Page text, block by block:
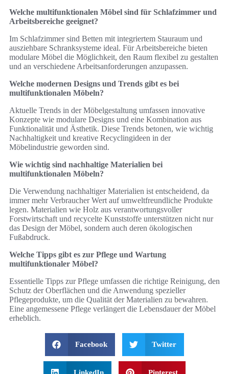
Welche multifunktionalen Möbel sind für Schlafzimmer und
Arbeitsbereiche geeignet?
Im Schlafzimmer sind Betten mit integriertem Stauraum und
ausziehbare Schranksysteme ideal. Für Arbeitsbereiche bieten
modulare Möbel die Möglichkeit, den Raum flexibel zu gestalten
und an verschiedene Arbeitsanforderungen anzupassen.
Welche modernen Designs und Trends gibt es bei
multifunktionalen Möbeln?
Aktuelle Trends in der Möbelgestaltung umfassen innovative
Konzepte wie modulare Designs und eine Kombination aus
Funktionalität und Ästhetik. Diese Trends betonen, wie wichtig
Nachhaltigkeit und kreative Recyclingideen in der
Möbelindustrie geworden sind.
Wie wichtig sind nachhaltige Materialien bei
multifunktionalen Möbeln?
Die Verwendung nachhaltiger Materialien ist entscheidend, da
immer mehr Verbraucher Wert auf umweltfreundliche Produkte
legen. Materialien wie Holz aus verantwortungsvoller
Forstwirtschaft und recycelte Kunststoffe unterstützen nicht nur
das Design der Möbel, sondern auch deren ökologischen
Fußabdruck.
Welche Tipps gibt es zur Pflege und Wartung
multifunktionaler Möbel?
Essentielle Tipps zur Pflege umfassen die richtige Reinigung, den
Schutz der Oberflächen und die Anwendung spezieller
Pflegeprodukte, um die Qualität der Materialien zu bewahren.
Eine angemessene Pflege verlängert die Lebensdauer der Möbel
erheblich.
Facebook Twitter